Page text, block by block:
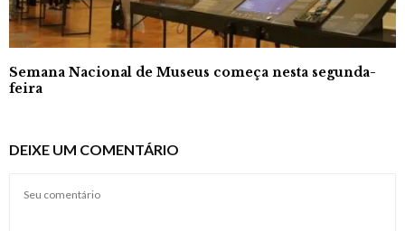
Semana Nacional de Museus começa nesta segunda-
feira
DEIXE UM COMENTÁRIO